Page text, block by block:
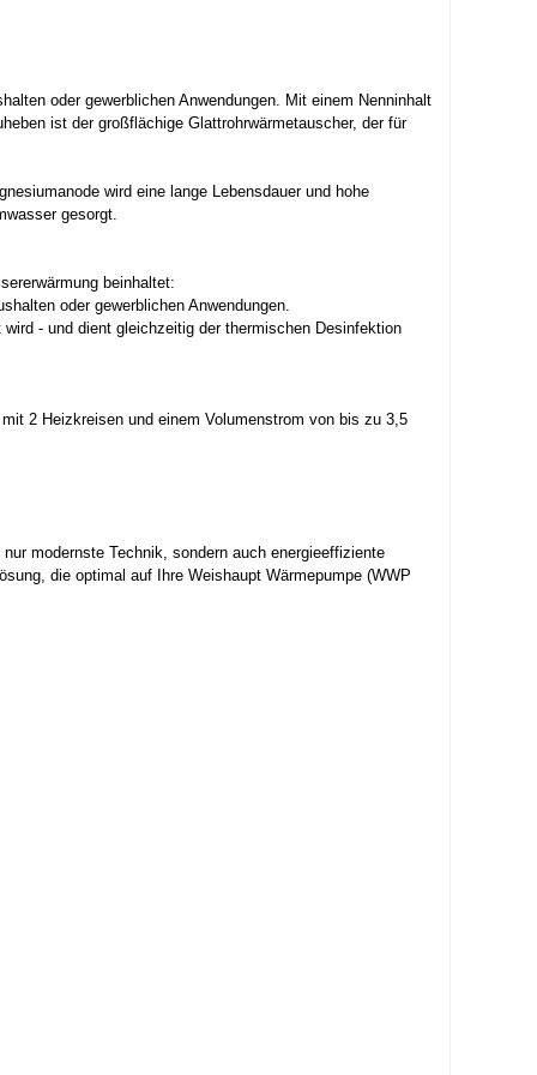
oder gewerblichen Anwendungen. Mit einem Nenninhalt
ist der großflächige Glattrohrwärmetauscher, der für
wird eine lange Lebensdauer und hohe
gesorgt.
beinhaltet:
oder gewerblichen Anwendungen.
- und dient gleichzeitig der thermischen Desinfektion
2 Heizkreisen und einem Volumenstrom von bis zu 3,5
modernste Technik, sondern auch energieeffiziente
die optimal auf Ihre Weishaupt Wärmepumpe (WWP